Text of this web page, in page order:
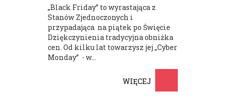
„Black Friday” to wyrastająca z
Stanów Zjednoczonych i
przypadająca na piątek po Święcie
Dziękczynienia tradycyjna obniżka
cen. Od kilku lat towarzysz jej „Cyber
Monday” - w...
WIĘCEJ